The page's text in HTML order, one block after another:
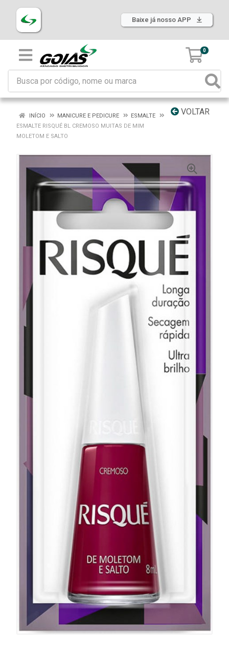
Baixe já nosso APP
0
VOLTAR
INÍCIO MANICURE E PEDICURE
ESMALTE
ESMALTE RISQUÉ BL CREMOSO MUITAS DE MIM
MOLETOM E SALTO